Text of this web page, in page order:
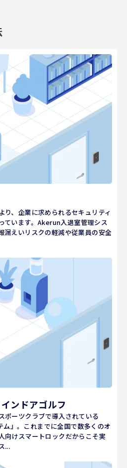
り、企業に求められるセキュリティ
ています。Akerun入退室管理シス
漏えいリスクの軽減や従業員の安全
ンドアゴルフ
ポーツクラブで導入されている
ム』。これまでに全国で数多くのオ
向けスマートロックだからこそ実
...